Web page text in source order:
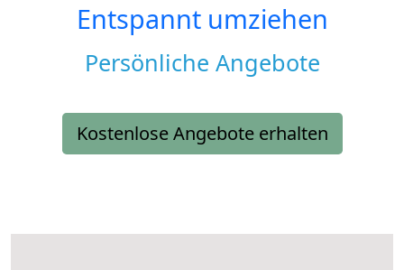
Entspannt umziehen
Persönliche Angebote
Kostenlose Angebote erhalten